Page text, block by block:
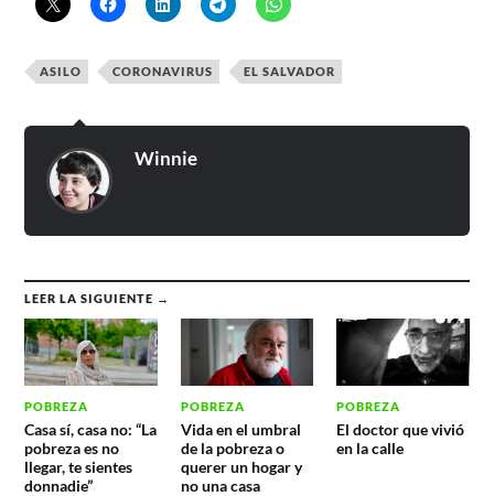
ASILO CORONAVIRUS EL SALVADOR
Winnie
LEER LA SIGUIENTE →
POBREZA
Casa sí, casa no: “La
pobreza es no
llegar, te sientes
donnadie”
POBREZA
Vida en el umbral
de la pobreza o
querer un hogar y
no una casa
POBREZA
El doctor que vivió
en la calle